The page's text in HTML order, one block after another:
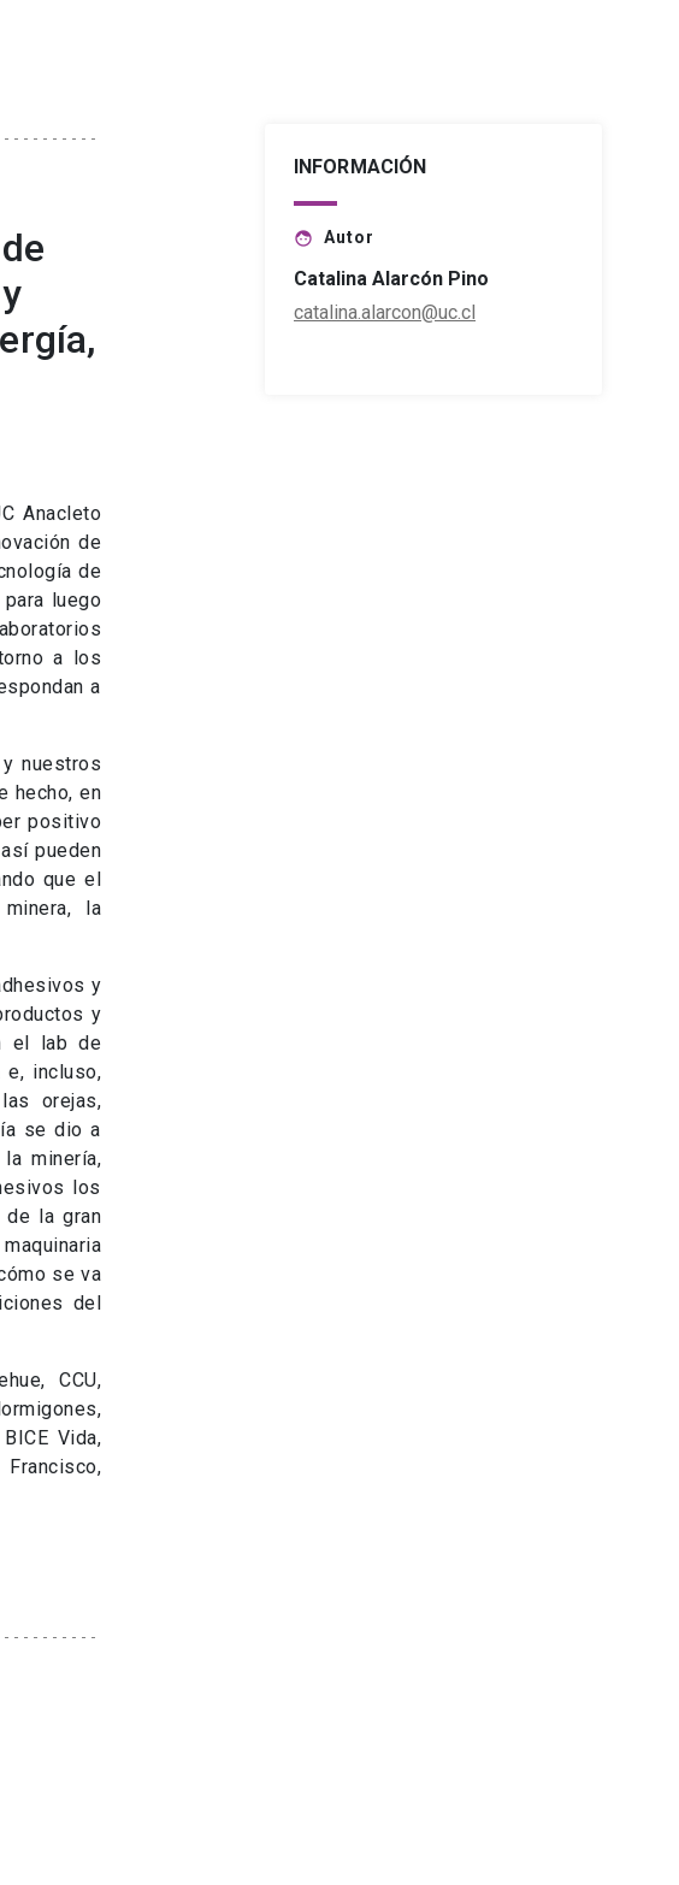
Anacleto
de
de
luego
a los
a
nuestros
hecho, en
positivo
pueden
que el
la
y
y
el lab de
e, incluso,
orejas,
se dio a
minería,
los
de la gran
se va
del
CCU,
Vida,
INFORMACIÓN
face Autor
Catalina Alarcón Pino
catalina.alarcon@uc.cl